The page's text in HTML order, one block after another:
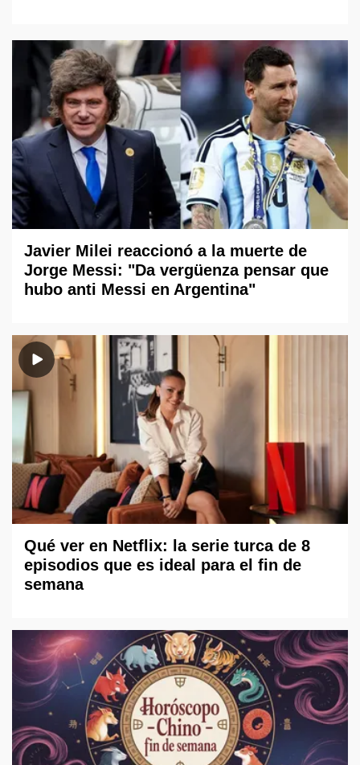
Javier Milei reaccionó a la muerte de
Jorge Messi: "Da vergüenza pensar que
hubo anti Messi en Argentina"
Qué ver en Netflix: la serie turca de 8
episodios que es ideal para el fin de
semana